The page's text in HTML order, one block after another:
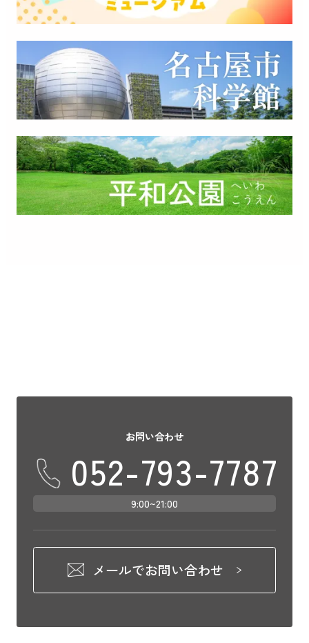
お問い合わせ
052-793-7787
9:00~21:00
メールでお問い合わせ